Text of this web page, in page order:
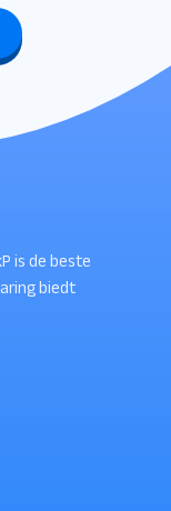
is de beste
biedt